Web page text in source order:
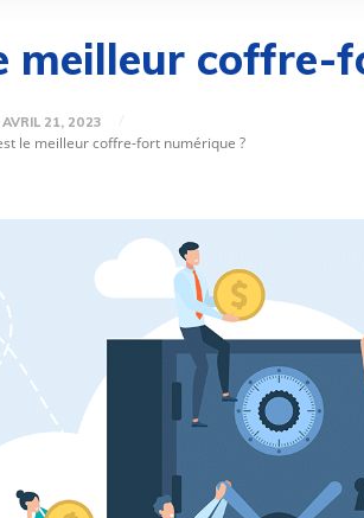
meilleur coffre-
AVRIL 21, 2023
le meilleur coffre-fort numérique ?